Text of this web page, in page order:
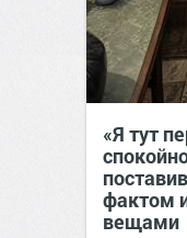
«Я тут
фактом
вещами